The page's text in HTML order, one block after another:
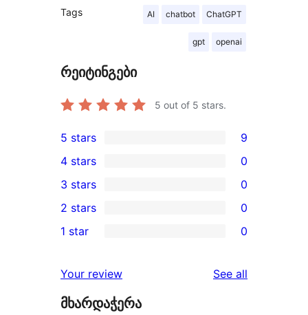
Tags AI chatbot ChatGPT
gpt openai
რეიტინგები
5 out of 5 stars.
9
5-
star
reviews
5 stars 9
4-
star
reviews
4 stars 0
0
3-
star
3 stars 0
2-
reviews
2 stars 0
star
reviews
1 star 0
Your review See all
მხარდაჭერა